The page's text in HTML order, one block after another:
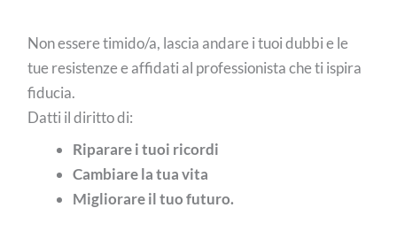
Non essere timido/a, lascia andare i tuoi dubbi e le
tue resistenze e affidati al professionista che ti ispira
fiducia.
Datti il diritto di:
Riparare i tuoi ricordi
Cambiare la tua vita
Migliorare il tuo futuro.